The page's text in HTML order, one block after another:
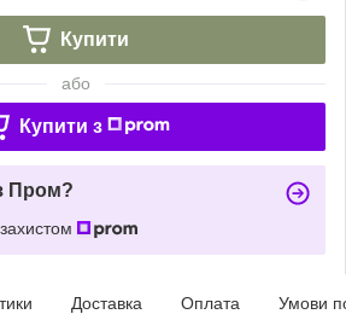
Купити
або
Купити з
Пром?
Доставка Оплата Умови